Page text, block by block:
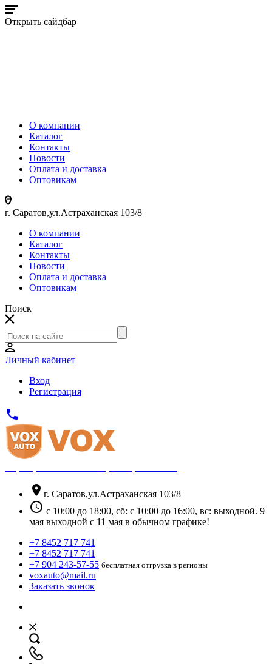
Открыть сайдбар
О компании
Каталог
Контакты
Новости
Оплата и доставка
Оптовикам
г. Саратов,ул.Астраханская 103/8
О компании
Каталог
Контакты
Новости
Оплата и доставка
Оптовикам
Поиск
Личный кабинет
Вход
Регистрация
phone
location_on г. Саратов,ул.Астраханская 103/8
schedule с 10:00 до 18:00, сб: с 10:00 до 16:00, вс: выходной. 9
мая выходной с 11 мая в обычном графике!
+7 8452 717 741
+7 8452 717 741
+7 904 243-57-55 бесплатная отгрузка в регионы
voxauto@mail.ru
Заказать звонок